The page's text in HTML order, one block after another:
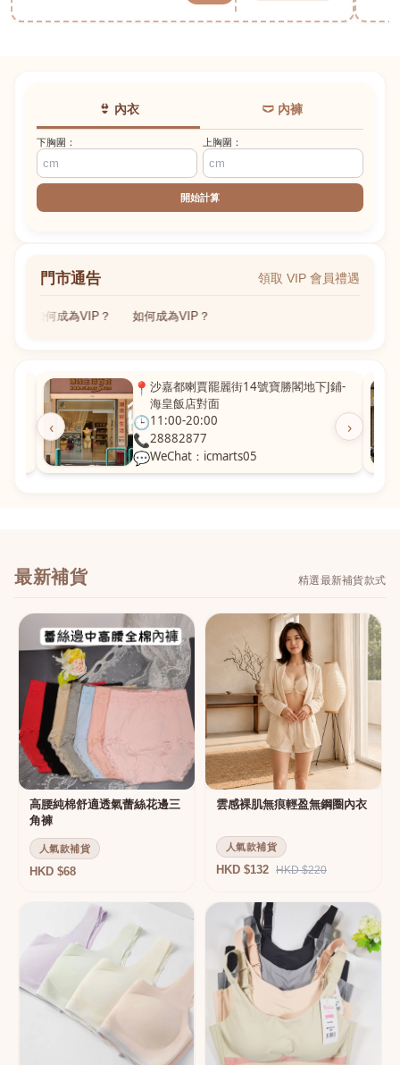
👙 內衣 🩲 內褲
下胸圍： 上胸圍：
開始計算
門市通告 領取 VIP 會員禮遇
如何成為VIP？ 如何成為VIP？
‹ ›
📍 沙嘉都喇賈罷麗街14號寶勝閣地下J鋪-
海皇飯店對面
🕒11:00-20:00
📞28882877
💬WeChat：icmarts05
最新補貨 精選最新補貨款式
高腰純棉舒適透氣蕾絲花邊三
角褲
人氣款補貨
HKD $68
雲感裸肌無痕輕盈無鋼圈內衣
人氣款補貨
HKD $132 HKD $220